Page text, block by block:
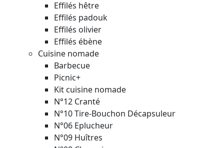
Effilés hêtre
Effilés padouk
Effilés olivier
Effilés ébène
Cuisine nomade
Barbecue
Picnic+
Kit cuisine nomade
N°12 Cranté
N°10 Tire-Bouchon Décapsuleur
N°06 Eplucheur
N°09 Huîtres